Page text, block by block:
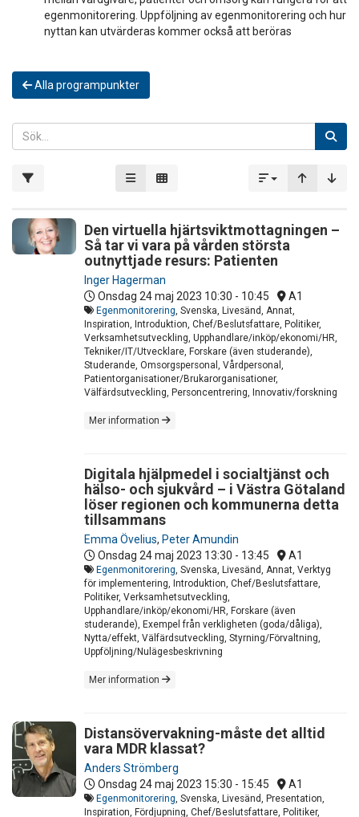
egenmonitorering. Uppföljning av egenmonitorering och hur
nyttan kan utvärderas kommer också att beröras
Alla programpunkter
Den virtuella hjärtsviktmottagningen –
Så tar vi vara på vården största
outnyttjade resurs: Patienten
Inger Hagerman
Onsdag 24 maj 2023 10:30 - 10:45 A1
Egenmonitorering , Svenska, Livesänd, Annat,
Inspiration, Introduktion, Chef/Beslutsfattare, Politiker,
Verksamhetsutveckling, Upphandlare/inköp/ekonomi/HR,
Tekniker/IT/Utvecklare, Forskare (även studerande),
Studerande, Omsorgspersonal, Vårdpersonal,
Patientorganisationer/Brukarorganisationer,
Välfärdsutveckling, Personcentrering, Innovativ/forskning
Mer information
Digitala hjälpmedel i socialtjänst och
hälso- och sjukvård – i Västra Götaland
löser regionen och kommunerna detta
tillsammans
Emma Övelius, Peter Amundin
Onsdag 24 maj 2023 13:30 - 13:45 A1
Egenmonitorering , Svenska, Livesänd, Annat, Verktyg
för implementering, Introduktion, Chef/Beslutsfattare,
Politiker, Verksamhetsutveckling,
Upphandlare/inköp/ekonomi/HR, Forskare (även
studerande), Exempel från verkligheten (goda/dåliga),
Nytta/effekt, Välfärdsutveckling, Styrning/Förvaltning,
Uppföljning/Nulägesbeskrivning
Mer information
Distansövervakning-måste det alltid
vara MDR klassat?
Anders Strömberg
Onsdag 24 maj 2023 15:30 - 15:45 A1
Egenmonitorering , Svenska, Livesänd, Presentation,
Inspiration, Fördjupning, Chef/Beslutsfattare, Politiker,